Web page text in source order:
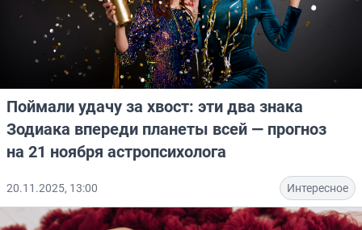
Поймали удачу за хвост: эти два знака
Зодиака впереди планеты всей — прогноз
на 21 ноября астропсихолога
20.11.2025, 13:00 Интересное